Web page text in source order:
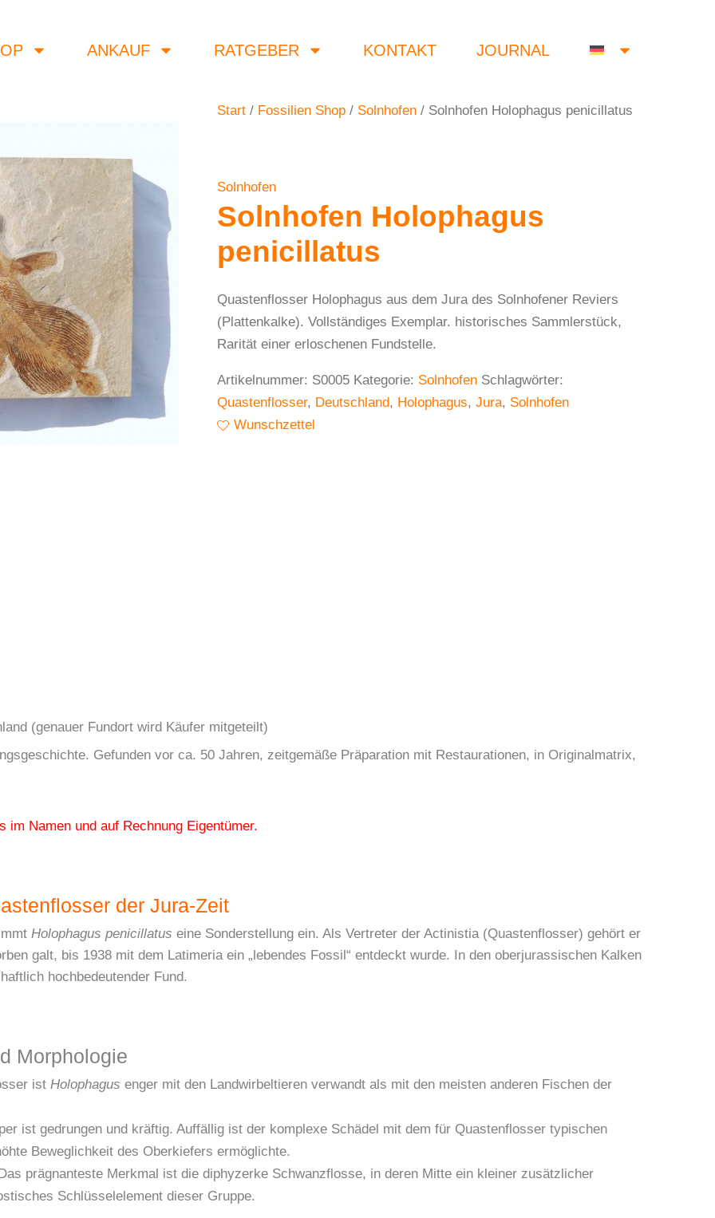
ANKAUF RATGEBER KONTAKT JOURNAL
Start / Fossilien Shop / Solnhofen / Solnhofen Holophagus penicillatus
Solnhofen
Solnhofen Holophagus
penicillatus
Quastenflosser Holophagus aus dem Jura des Solnhofener Reviers
(Plattenkalke). Vollständiges Exemplar. historisches Sammlerstück,
Rarität einer erloschenen Fundstelle.
Artikelnummer: S0005 Kategorie: Solnhofen Schlagwörter:
Quastenflosser, Deutschland, Holophagus, Jura, Solnhofen
Wunschzettel
(genauer Fundort wird Käufer mitgeteilt)
Gefunden vor ca. 50 Jahren, zeitgemäße Präparation mit Restaurationen, in Originalmatrix,
Namen und auf Rechnung Eigentümer.
der Jura-Zeit
Holophagus penicillatus eine Sonderstellung ein. Als Vertreter der Actinistia (Quastenflosser) gehört er
galt, bis 1938 mit dem Latimeria ein „lebendes Fossil“ entdeckt wurde. In den oberjurassischen Kalken
hochbedeutender Fund.
Morphologie
ist Holophagus enger mit den Landwirbeltieren verwandt als mit den meisten anderen Fischen der
ist gedrungen und kräftig. Auffällig ist der komplexe Schädel mit dem für Quastenflosser typischen
Beweglichkeit des Oberkiefers ermöglichte.
prägnanteste Merkmal ist die diphyzerke Schwanzflosse, in deren Mitte ein kleiner zusätzlicher
Schlüsselelement dieser Gruppe.